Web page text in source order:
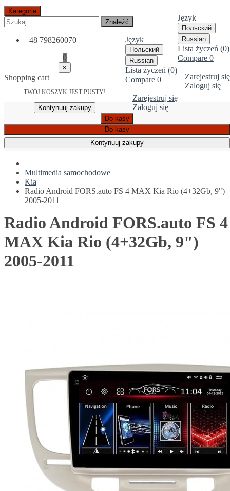
Język
Польский
Russian
Lista życzeń (0)
Compare 0
Zarejestruj się
Zaloguj się
Kategorie
Znaleźć
Język
Польский
Russian
Lista życzeń (0)
Compare 0
Zarejestruj się
Zaloguj się
+48 798260070
0
×
Shopping cart
TWÓJ KOSZYK JEST PUSTY!
Kontynuuj zakupy
Do kasy
Do kasy
Kontynuuj zakupy
Multimedia samochodowe
Kia
Radio Android FORS.auto FS 4 MAX Kia Rio (4+32Gb, 9")
2005-2011
Radio Android FORS.auto FS 4
MAX Kia Rio (4+32Gb, 9")
2005-2011